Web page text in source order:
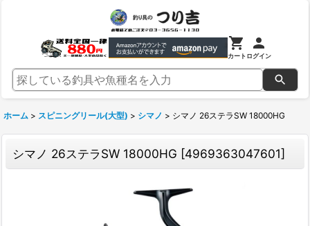
カートログイン
ホーム > スピニングリール(大型) > シマノ > シマノ 26ステラSW 18000HG
シマノ 26ステラSW 18000HG [4969363047601]